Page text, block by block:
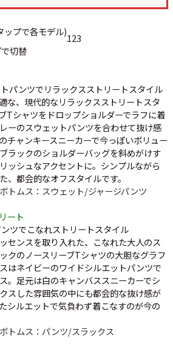
123
切替
パンツでリラックスストリートスタイル
な、現代的なリラックスストリートスタ
Tシャツをドロップショルダーでラフに着
ーのスウェットパンツを合わせて抜け感
チャンキースニーカーで今っぽいボリュー
ラックのショルダーバッグを斜めがけす
ッシュなアクセントに。シンプルながら
、都会的なオフスタイルです。
ボトムス：スウェット/ジャージパンツ
ート
ツでこなれストリートスタイル
センスを取り入れた、こなれた大人のス
クのノースリーブTシャツの大胆なグラフ
はネイビーのワイドシルエットパンツで
。足元は白のキャンバススニーカーでシ
スした雰囲気の中にも都会的な抜け感が
シルエットで気負わず着こなすのが今の
ボトムス：パンツ/スラックス